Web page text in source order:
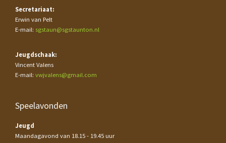
Secretariaat:
Erwin van Pelt
E-mail: sgstaun@sgstaunton.nl
Jeugdschaak:
Vincent Valens
E-mail: vwjvalens@gmail.com
Speelavonden
Jeugd
Maandagavond van 18.15 - 19.45 uur